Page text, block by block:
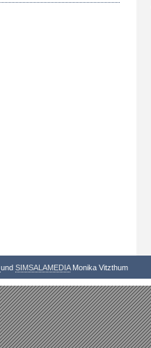
und SIMSALAMEDIAMonika Vitzthum